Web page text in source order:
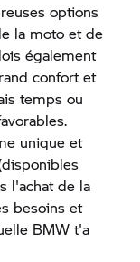
options
la moto et de
également
confort et
temps ou
unique et
l'achat de la
besoins et
BMW t'a